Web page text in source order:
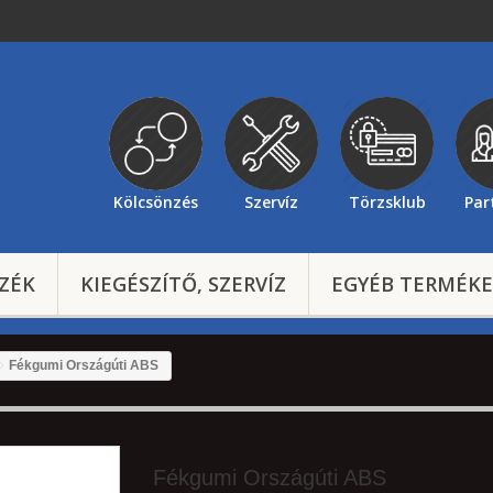
Kölcsönzés Szervíz Törzsklub
KIEGÉSZÍTŐ, SZERVÍZ EGYÉB
Fékgumi Országúti ABS
Fékgumi Országúti ABS